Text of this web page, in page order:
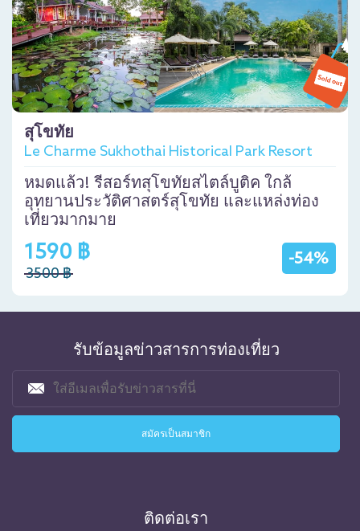
สุโขทัย
Le Charme Sukhothai Historical Park Resort
หมดแล้ว! รีสอร์ทสุโขทัยสไตล์บูติค ใกล้
อุทยานประวัติศาสตร์สุโขทัย และแหล่งท่อง
เที่ยวมากมาย
-54%
1590 ฿
3500 ฿
รับข้อมูลข่าวสารการท่องเที่ยว
ติดต่อเรา